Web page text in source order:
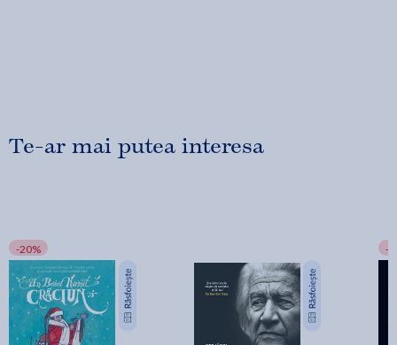
Te-ar mai putea interesa
-20% -